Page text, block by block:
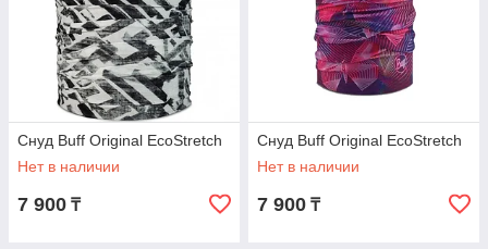
Снуд Buff Original EcoStretch
Нет в наличии
7 900 ₸
Снуд Buff Original EcoStretch
Нет в наличии
7 900 ₸